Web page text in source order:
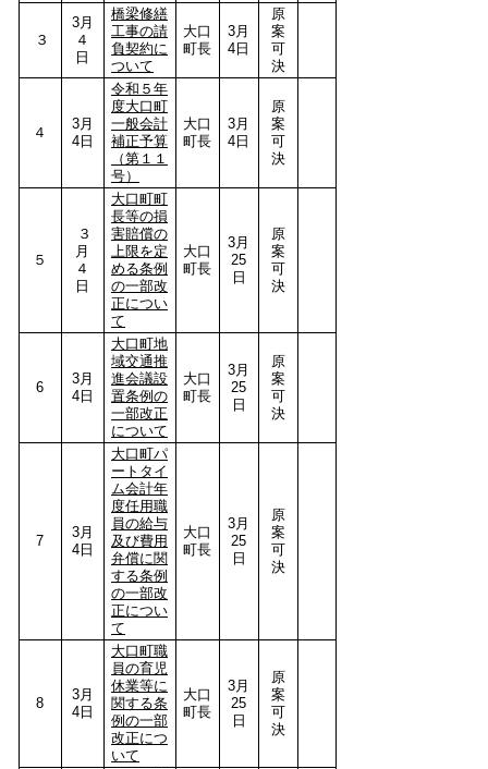
３
3月
４
日
橋梁修繕
工事の請
負契約に
ついて
大口
町長
3月
4日
原
案
可
決
４
3月
4日
令和５年
度大口町
一般会計
補正予算
（第１１
号）
大口
町長
3月
4日
原
案
可
決
５
３
月
４
日
大口町町
長等の損
害賠償の
上限を定
める条例
の一部改
正につい
て
大口
町長
3月
25
日
原
案
可
決
6
3月
4日
大口町地
域交通推
進会議設
置条例の
一部改正
について
大口
町長
3月
25
日
原
案
可
決
7
3月
4日
大口町パ
ートタイ
ム会計年
度任用職
員の給与
及び費用
弁償に関
する条例
の一部改
正につい
て
大口
町長
3月
25
日
原
案
可
決
8
3月
4日
大口町職
員の育児
休業等に
関する条
例の一部
改正につ
いて
大口
町長
3月
25
日
原
案
可
決